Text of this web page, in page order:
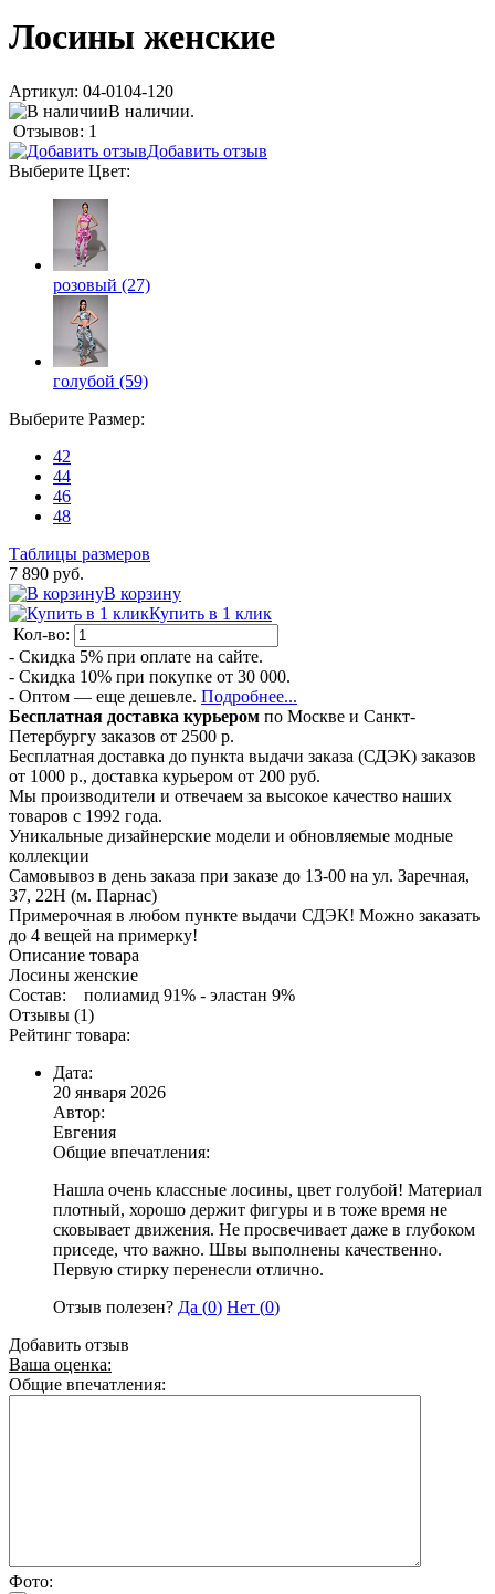
Лосины женские
Артикул: 04-0104-120
В наличии.
Отзывов: 1
Добавить отзыв
Выберите Цвет:
розовый (27)
голубой (59)
Выберите Размер:
42
44
46
48
Таблицы размеров
7 890 руб.
В корзину
Купить в 1 клик
Кол-во:
- Скидка 5% при оплате на сайте.
- Скидка 10% при покупке от 30 000.
- Оптом — еще дешевле. Подробнее...
Бесплатная доставка курьером по Москве и Санкт-
Петербургу заказов от 2500 р.
Бесплатная доставка до пункта выдачи заказа (СДЭК) заказов
от 1000 р., доставка курьером от 200 руб.
Мы производители и отвечаем за высокое качество наших
товаров с 1992 года.
Уникальные дизайнерские модели и обновляемые модные
коллекции
Самовывоз в день заказа при заказе до 13-00 на ул. Заречная,
37, 22Н (м. Парнас)
Примерочная в любом пункте выдачи СДЭК! Можно заказать
до 4 вещей на примерку!
Описание товара
Лосины женские
Состав: полиамид 91% - эластан 9%
Отзывы (1)
Рейтинг товара:
Дата:
20 января 2026
Автор:
Евгения
Общие впечатления:
Нашла очень классные лосины, цвет голубой! Материал
плотный, хорошо держит фигуры и в тоже время не
сковывает движения. Не просвечивает даже в глубоком
приседе, что важно. Швы выполнены качественно.
Первую стирку перенесли отлично.
Отзыв полезен? Да (0) Нет (0)
Добавить отзыв
Ваша оценка:
Общие впечатления:
Фото: